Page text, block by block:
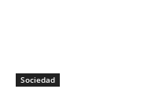
Sociedad